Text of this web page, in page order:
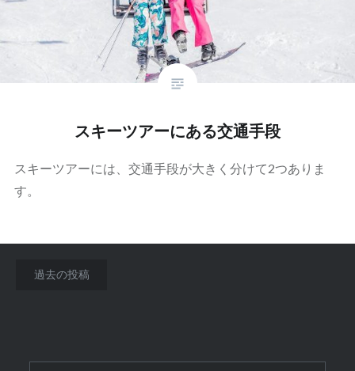
スキーツアーにある交通手段
スキーツアーには、交通手段が大きく分けて2つありま
す。
投
ビ
過去の投稿